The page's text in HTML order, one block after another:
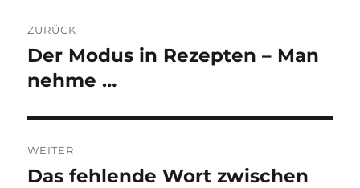
ZURÜCK
Vorheriger
Beitrag:
Der Modus in Rezepten – Man
nehme …
WEITER
Nächster
Das fehlende Wort zwischen